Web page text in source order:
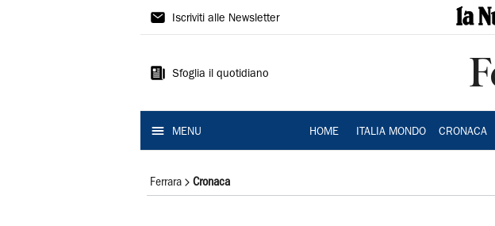
La
Ferrara
Iscriviti alle Newsletter
Sfoglia il quotidiano
MENU HOME ITALIA MONDO CRONACA
Ferrara Cronaca